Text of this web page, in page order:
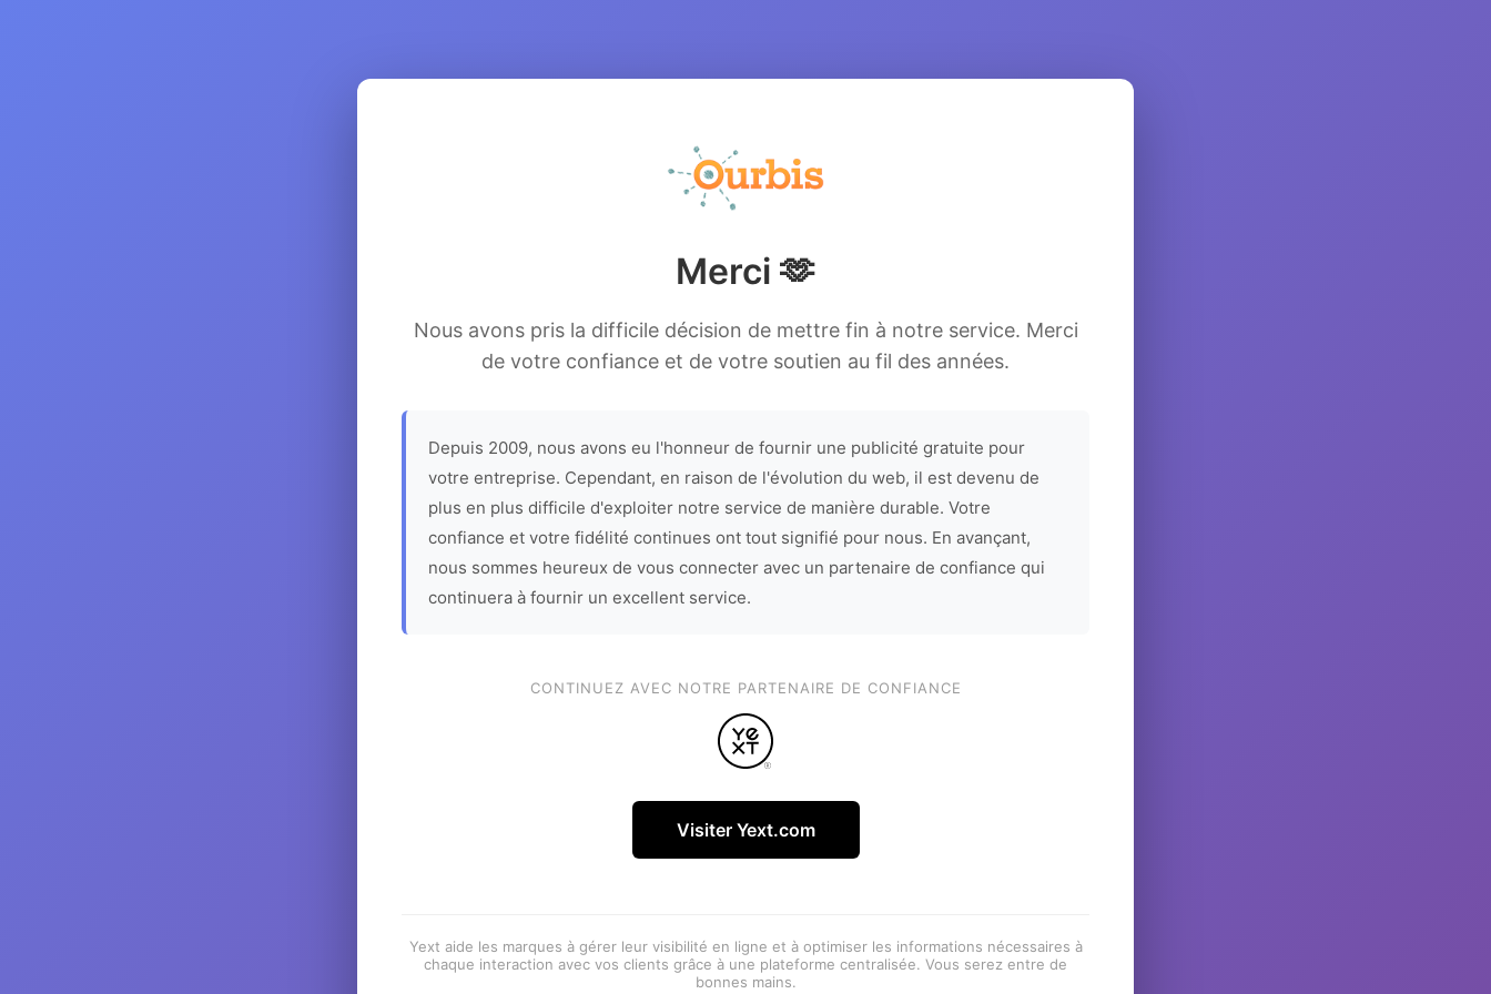
Merci 🫶
Nous avons pris la difficile décision de mettre fin à notre service. Merci
de votre confiance et de votre soutien au fil des années.
Depuis 2009, nous avons eu l'honneur de fournir une publicité gratuite pour
votre entreprise. Cependant, en raison de l'évolution du web, il est devenu de
plus en plus difficile d'exploiter notre service de manière durable. Votre
confiance et votre fidélité continues ont tout signifié pour nous. En avançant,
nous sommes heureux de vous connecter avec un partenaire de confiance qui
continuera à fournir un excellent service.
CONTINUEZ AVEC NOTRE PARTENAIRE DE CONFIANCE
Visiter Yext.com
Yext aide les marques à gérer leur visibilité en ligne et à optimiser les informations nécessaires à
chaque interaction avec vos clients grâce à une plateforme centralisée. Vous serez entre de
bonnes mains.